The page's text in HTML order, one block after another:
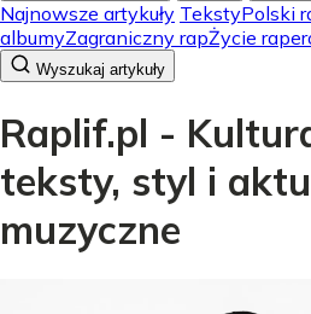
Najnowsze artykuły TekstyPolski
albumyZagraniczny rapŻycie
Wyszukaj artykuły
Raplif.pl -
teksty, styl i
muzyczne